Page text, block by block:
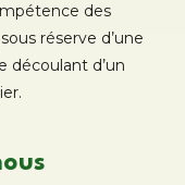
des
réserve d’une
d’un